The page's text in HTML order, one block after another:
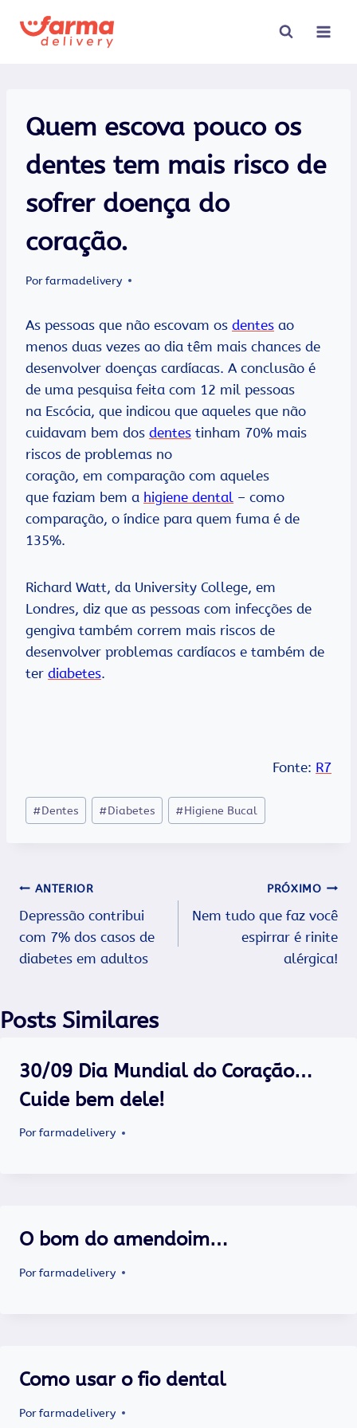
para
Quem escova pouco os
dentes tem mais risco de
sofrer doença do
coração.
Porfarmadelivery
As pessoas que não escovam os dentes ao
menos duas vezes ao dia têm mais chances de
desenvolver doenças cardíacas. A conclusão é
de uma pesquisa feita com 12 mil pessoas
na Escócia, que indicou que aqueles que não
cuidavam bem dos dentes tinham 70% mais
riscos de problemas no
coração, em comparação com aqueles
que faziam bem a higiene dental – como
comparação, o índice para quem fuma é de
135%.
Richard Watt, da University College, em
Londres, diz que as pessoas com infecções de
gengiva também correm mais riscos de
desenvolver problemas cardíacos e também de
ter diabetes.
Fonte: R7
Tags
do
#Dentes #Diabetes #Higiene Bucal
Navegação
de
Post
ANTERIOR
Depressão contribui
com 7% dos casos de
diabetes em adultos
PRÓXIMO
Nem tudo que faz você
espirrar é rinite
alérgica!
Posts Similares
30/09 Dia Mundial do Coração…
Cuide bem dele!
Porfarmadelivery
O bom do amendoim…
Porfarmadelivery
Como usar o fio dental
Porfarmadelivery